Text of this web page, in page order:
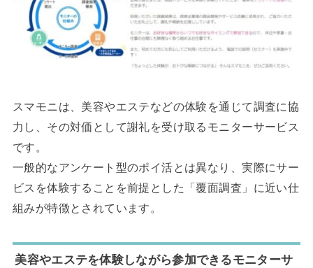
スマモニは、美容やエステなどの体験を通じて調査に協
力し、その対価として謝礼を受け取るモニターサービス
です。
一般的なアンケート型のポイ活とは異なり、実際にサー
ビスを体験することを前提とした「覆面調査」に近い仕
組みが特徴とされています。
美容やエステを体験しながら参加できるモニターサ